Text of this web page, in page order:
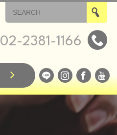
02-2381-1166